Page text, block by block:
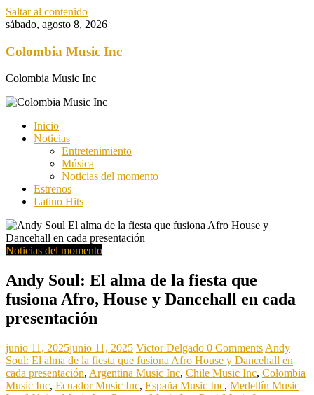
Saltar al contenido
sábado, agosto 8, 2026
Colombia Music Inc
Colombia Music Inc
Inicio
Noticias
Entretenimiento
Música
Noticias del momento
Estrenos
Latino Hits
Noticias del momento
Andy Soul: El alma de la fiesta que
fusiona Afro, House y Dancehall en cada
presentación
junio 11, 2025junio 11, 2025 Victor Delgado 0 Comments Andy
Soul: El alma de la fiesta que fusiona Afro House y Dancehall en
cada presentación, Argentina Music Inc, Chile Music Inc, Colombia
Music Inc, Ecuador Music Inc, España Music Inc, Medellín Music